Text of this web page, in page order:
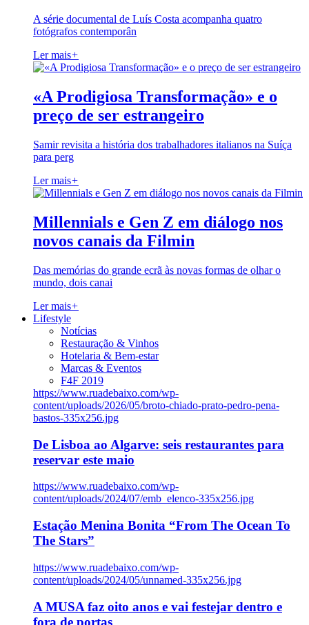
A série documental de Luís Costa acompanha quatro
fotógrafos contemporân
Ler mais+
«A Prodigiosa Transformação» e o
preço de ser estrangeiro
Samir revisita a história dos trabalhadores italianos na Suíça
para perg
Ler mais+
Millennials e Gen Z em diálogo nos
novos canais da Filmin
Das memórias do grande ecrã às novas formas de olhar o
mundo, dois canai
Ler mais+
Lifestyle
Notícias
Restauração & Vinhos
Hotelaria & Bem-estar
Marcas & Eventos
F4F 2019
https://www.ruadebaixo.com/wp-
content/uploads/2026/05/broto-chiado-prato-pedro-pena-
bastos-335x256.jpg
De Lisboa ao Algarve: seis restaurantes para
reservar este maio
https://www.ruadebaixo.com/wp-
content/uploads/2024/07/emb_elenco-335x256.jpg
Estação Menina Bonita “From The Ocean To
The Stars”
https://www.ruadebaixo.com/wp-
content/uploads/2024/05/unnamed-335x256.jpg
A MUSA faz oito anos e vai festejar dentro e
fora de portas